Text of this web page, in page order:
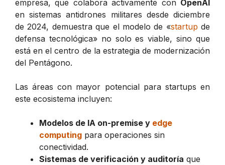
empresa, que colabora activamente con OpenAI
en sistemas antidrones militares desde diciembre
de 2024, demuestra que el modelo de «startup de
defensa tecnológica» no solo es viable, sino que
está en el centro de la estrategia de modernización
del Pentágono.
Las áreas con mayor potencial para startups en
este ecosistema incluyen:
Modelos de IA on-premise y edge
computing para operaciones sin
conectividad.
Sistemas de verificación y auditoría que